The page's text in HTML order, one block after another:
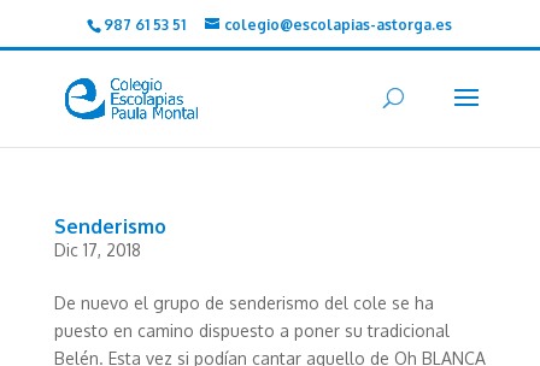
987 61 53 51 colegio@escolapias-astorga.es
Senderismo
Dic 17, 2018
De nuevo el grupo de senderismo del cole se ha
puesto en camino dispuesto a poner su tradicional
Belén. Esta vez si podían cantar aquello de Oh BLANCA